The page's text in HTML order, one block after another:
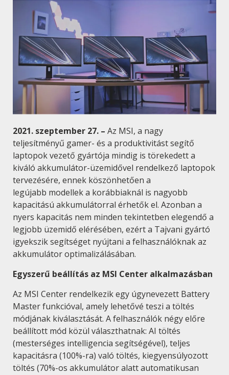
2021. szeptember 27. – Az MSI, a nagy
teljesítményű gamer- és a produktivitást segítő
laptopok vezető gyártója mindig is törekedett a
kiváló akkumulátor-üzemidővel rendelkező laptopok
tervezésére, ennek köszönhetően a
legújabb modellek a korábbiaknál is nagyobb
kapacitású akkumulátorral érhetők el. Azonban a
nyers kapacitás nem minden tekintetben elegendő a
legjobb üzemidő elérésében, ezért a Tajvani gyártó
igyekszik segítséget nyújtani a felhasználóknak az
akkumulátor optimalizálásában.
Egyszerű beállítás az MSI Center alkalmazásban
Az MSI Center rendelkezik egy úgynevezett Battery
Master funkcióval, amely lehetővé teszi a töltés
módjának kiválasztását. A felhasználók négy előre
beállított mód közül választhatnak: AI töltés
(mesterséges intelligencia segítségével), teljes
kapacitásra (100%-ra) való töltés, kiegyensúlyozott
töltés (70%-os akkumulátor alatt automatikusan